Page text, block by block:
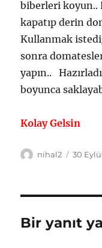
biberleri koyun..
kapatıp derin
Kullanmak
sonra
yapın..
boyunca
Kolay Gelsin
Yazar
nihal2
Yayın
30
Bir yanıt